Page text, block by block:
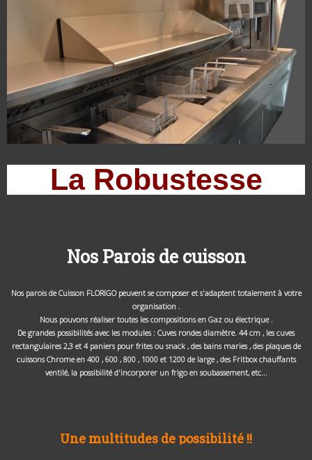
La Robustesse
Nos Parois de cuisson
Nos parois de Cuisson FLORIGO peuvent se composer et s'adaptent totalement à votre
organisation .
Nous pouvons réaliser toutes les compositions en Gaz ou électrique .
De grandes possibilités avec les modules : Cuves rondesdiamètre. 44 cm , les cuves
rectangulaires 2,3 et 4 paniers pour frites ou snack , des bains maries , des plaques de
cuissons Chrome en 400 , 600 , 800 , 1000 et 1200 de large , des Fritbox chauffants
ventilé, la possibilité d'incorporer un frigo en soubassement, etc...
Une multitudes de possibilité !!